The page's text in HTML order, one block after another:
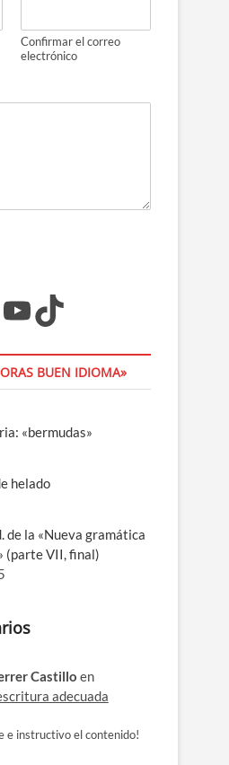
Confirmar el correo
electrónico
YouTube
TikTok
BUEN IDIOMA»
«bermudas»
helado
de la «Nueva gramática
(parte VII, final)
Castillo en
adecuada
e instructivo el contenido!